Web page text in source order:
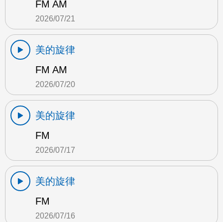
FM AM
2026/07/21
美的旋律
FM AM
2026/07/20
美的旋律
FM
2026/07/17
美的旋律
FM
2026/07/16